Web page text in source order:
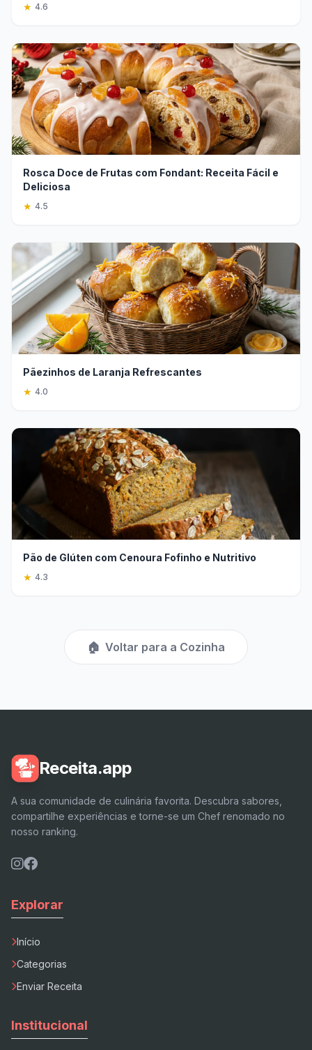
★ 4.6
Rosca Doce de Frutas com Fondant: Receita Fácil e
Deliciosa
★ 4.5
Pãezinhos de Laranja Refrescantes
★ 4.0
Pão de Glúten com Cenoura Fofinho e Nutritivo
★ 4.3
🏠 Voltar para a Cozinha
Receita.app
A sua comunidade de culinária favorita. Descubra sabores,
compartilhe experiências e torne-se um Chef renomado no
nosso ranking.
Explorar
Início
Categorias
Enviar Receita
Institucional